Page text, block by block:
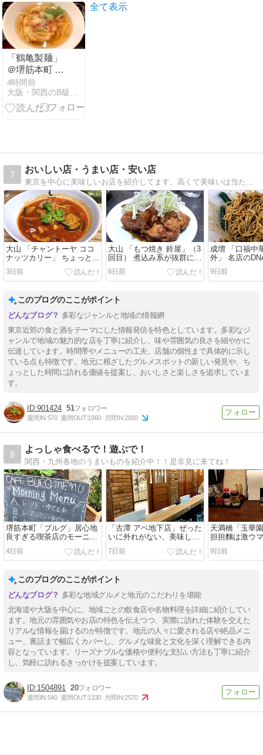
ンバーグの豪
快スタミナ爆
弾！
京・アトレ大
「鶴亀製麺」
＠堺筋本町 カ
フェの居抜き
でオープンし
たフルサービ
4時間前
全て表示
7
おいしい店・うまい店・安い店
大山 「チャントーヤ ココ
ナッツカリー」 ちょっとタ
イ風な美味しいカレー。
3日前
大山 「もつ焼き 鈴屋」（3
回目） 煮込み系が抜群に美
味い立ち飲みのモツ焼き
屋。
6日前
成増 「口福中
外」 名店の
美味しい四川
9日前
このブログのここがポイント
多彩なジャンルと地域の情報網
東京近郊の食と酒をテーマにした情報発信を特色としています。多彩なジ
ャンルで地域の魅力的な店を丁寧に紹介し、味や雰囲気の良さを細やかに
伝達しています。時間帯やメニューの工夫、店舗の個性まで具体的に示し
ている点も特徴です。地元に根ざしたグルメスポットの新しい発見や、ち
ょっとした時間に訪れる価値を提案し、おいしさと楽しさを追求していま
す。
901424 51
週間IN:570 週間OUT:1960 月間IN:2830
8
よっしゃ食べるで！遊ぶで！
関西・九州各地のうまいものを紹介中！！是非見に来てね！
堺筋本町「ブルグ」居心地
良すぎる喫茶店のモーニン
4日前
「古潭 アベ地下店」ぜった
いに外れがない、美味しい
ラーメンだな
7日前
天満橋「玉華
担担麵は激ウ
9日前
このブログのここがポイント
多彩な地域グルメと地元のこだわりを堪能
北海道や大阪を中心に、地域ごとの飲食店や名物料理を詳細に紹介してい
ます。地元の雰囲気やお店の特色を伝えつつ、実際に訪れた体験を交えた
リアルな情報を届けるのが特徴です。地元の人々に愛される店や絶品メニ
ュー、裏話まで幅広くカバーし、グルメな味覚と文化を深く理解できる内
容となっています。リーズナブルな価格や便利な支払い方法も丁寧に紹介
し、気軽に訪れるきっかけを提案しています。
1504891 20
週間IN:540 週間OUT:1330 月間IN:2570